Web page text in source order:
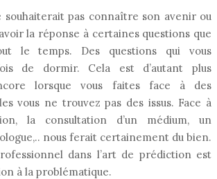
souhaiterait pas connaître son avenir ou
la réponse à certaines questions que
le temps. Des questions qui vous
de dormir. Cela est d’autant plus
lorsque vous faites face à des
vous ne trouvez pas des issus. Face à
la consultation d’un médium, un
nous ferait certainement du bien.
dans l’art de prédiction est
à la problématique.